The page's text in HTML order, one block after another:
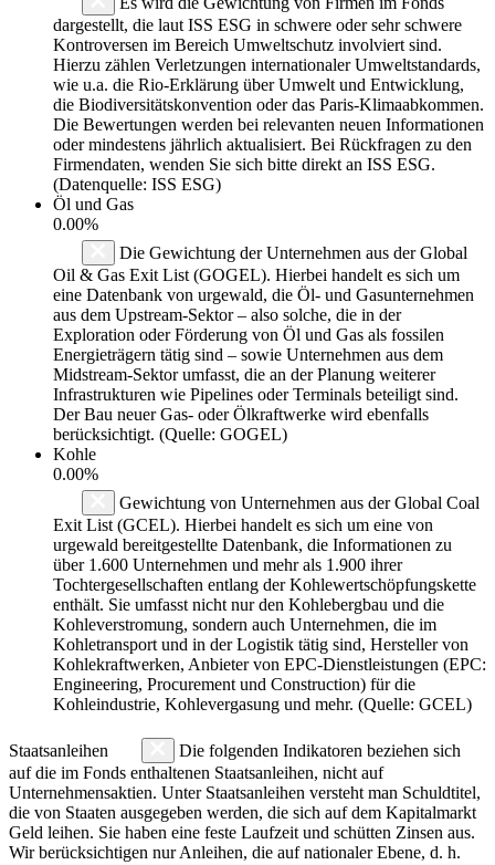
dargestellt, die laut ISS ESG in schwere oder sehr schwere
Kontroversen im Bereich Umweltschutz involviert sind.
Hierzu zählen Verletzungen internationaler Umweltstandards,
wie u.a. die Rio-Erklärung über Umwelt und Entwicklung,
die Biodiversitätskonvention oder das Paris-Klimaabkommen.
Die Bewertungen werden bei relevanten neuen Informationen
oder mindestens jährlich aktualisiert. Bei Rückfragen zu den
Firmendaten, wenden Sie sich bitte direkt an ISS ESG.
(Datenquelle: ISS ESG)
Öl und Gas
0.00%
Die Gewichtung der Unternehmen aus der Global
Oil & Gas Exit List (GOGEL). Hierbei handelt es sich um
eine Datenbank von urgewald, die Öl- und Gasunternehmen
aus dem Upstream-Sektor – also solche, die in der
Exploration oder Förderung von Öl und Gas als fossilen
Energieträgern tätig sind – sowie Unternehmen aus dem
Midstream-Sektor umfasst, die an der Planung weiterer
Infrastrukturen wie Pipelines oder Terminals beteiligt sind.
Der Bau neuer Gas- oder Ölkraftwerke wird ebenfalls
berücksichtigt. (Quelle: GOGEL)
Kohle
0.00%
Gewichtung von Unternehmen aus der Global Coal
Exit List (GCEL). Hierbei handelt es sich um eine von
urgewald bereitgestellte Datenbank, die Informationen zu
über 1.600 Unternehmen und mehr als 1.900 ihrer
Tochtergesellschaften entlang der Kohlewertschöpfungskette
enthält. Sie umfasst nicht nur den Kohlebergbau und die
Kohleverstromung, sondern auch Unternehmen, die im
Kohletransport und in der Logistik tätig sind, Hersteller von
Kohlekraftwerken, Anbieter von EPC-Dienstleistungen (EPC:
Engineering, Procurement und Construction) für die
Kohleindustrie, Kohlevergasung und mehr. (Quelle: GCEL)
Staatsanleihen
Die folgenden Indikatoren beziehen sich
auf die im Fonds enthaltenen Staatsanleihen, nicht auf
Unternehmensaktien. Unter Staatsanleihen versteht man Schuldtitel,
die von Staaten ausgegeben werden, die sich auf dem Kapitalmarkt
Geld leihen. Sie haben eine feste Laufzeit und schütten Zinsen aus.
Wir berücksichtigen nur Anleihen, die auf nationaler Ebene, d. h.